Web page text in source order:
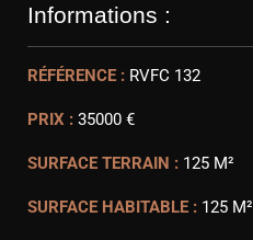
Informations :
RÉFÉRENCE : RVFC 132
PRIX : 35000 €
SURFACE TERRAIN : 125 M²
SURFACE HABITABLE : 125 M²